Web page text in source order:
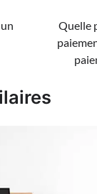
Quelle